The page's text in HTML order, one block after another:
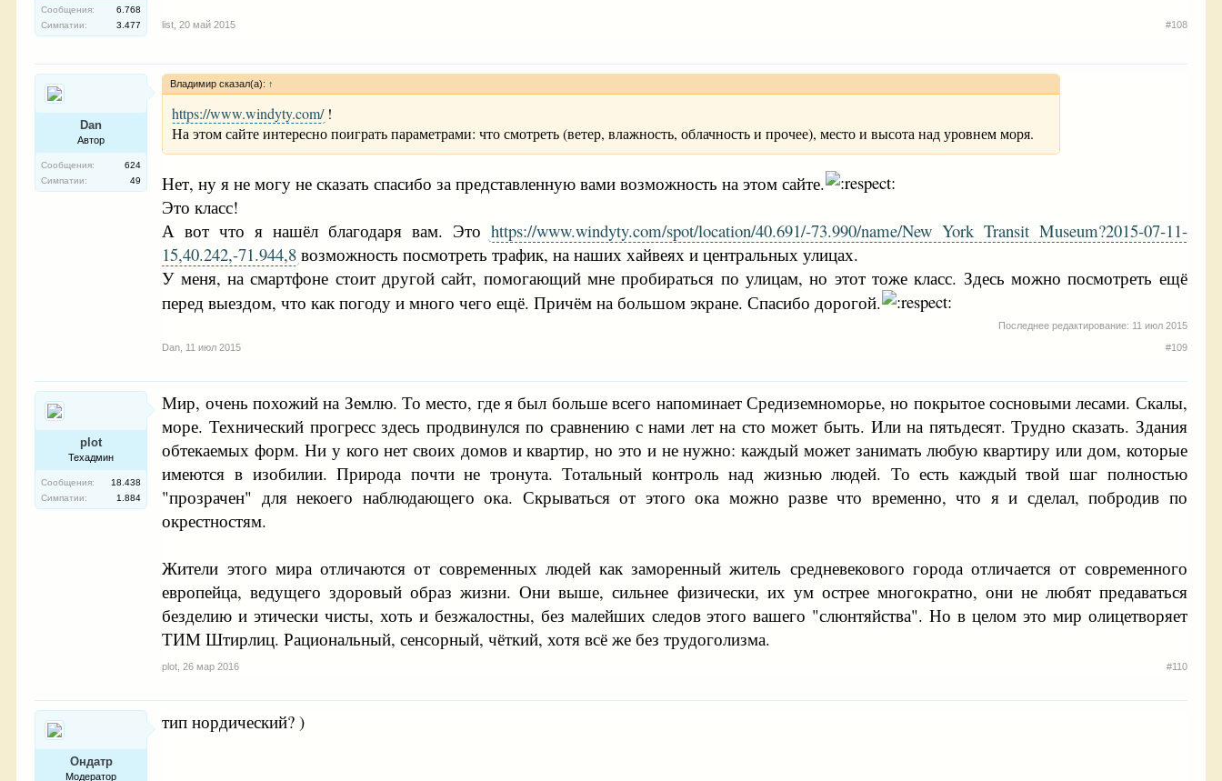
Сообщения:
6.768
Симпатии:
3.477 list 20 май 2015 #108
Dan
Автор
Сообщения:
624
Симпатии:
49
Владимир сказал(а): ↑
https://www.windyty.com/!
На этом сайте интересно поиграть параметрами: что смотреть (ветер, влажность, облачность и прочее), место и высота над уровнем моря.
Нет, ну я не могу не сказать спасибо за представленную вами возможность на этом сайте.
Это класс!
А вот что я нашёл благодаря вам. Это https://www.windyty.com/spot/location/40.691/-73.990/name/New York Transit Museum?2015-07-11-
15,40.242,-71.944,8 возможность посмотреть трафик, на наших хайвеях и центральных улицах.
У меня, на смартфоне стоит другой сайт, помогающий мне пробираться по улицам, но этот тоже класс. Здесь можно посмотреть ещё
перед выездом, что как погоду и много чего ещё. Причём на большом экране. Спасибо дорогой.
Последнее редактирование: 11 июл 2015
Dan 11 июл 2015 #109
plot
Техадмин
Сообщения:
18.438
Симпатии:
1.884
Мир, очень похожий на Землю. То место, где я был больше всего напоминает Средиземноморье, но покрытое сосновыми лесами. Скалы,
море. Технический прогресс здесь продвинулся по сравнению с нами лет на сто может быть. Или на пятьдесят. Трудно сказать. Здания
обтекаемых форм. Ни у кого нет своих домов и квартир, но это и не нужно: каждый может занимать любую квартиру или дом, которые
имеются в изобилии. Природа почти не тронута. Тотальный контроль над жизнью людей. То есть каждый твой шаг полностью
"прозрачен" для некоего наблюдающего ока. Скрываться от этого ока можно разве что временно, что я и сделал, побродив по
окрестностям.
Жители этого мира отличаются от современных людей как заморенный житель средневекового города отличается от современного
европейца, ведущего здоровый образ жизни. Они выше, сильнее физически, их ум острее многократно, они не любят предаваться
безделию и этически чисты, хоть и безжалостны, без малейших следов этого вашего "слюнтяйства". Но в целом это мир олицетворяет
ТИМ Штирлиц. Рациональный, сенсорный, чёткий, хотя всё же без трудоголизма.
plot 26 мар 2016 #110
Ондатр
Модератор
тип нордический? )